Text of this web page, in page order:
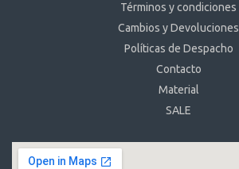
Términos y condiciones
Cambios y Devoluciones
Políticas de Despacho
Contacto
Material
SALE